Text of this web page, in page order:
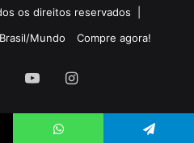
os direitos reservados |
Brasil/Mundo Compre agora!
YouTubeInstagram